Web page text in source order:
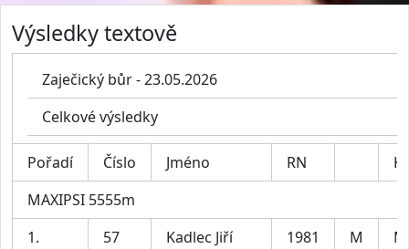
Výsledky textově
Zaječický bůr - 23.05.2026
Celkové výsledky
Pořadí Číslo Jméno RN
MAXIPSI 5555m
1.
57 Kadlec Jiří 1981 M